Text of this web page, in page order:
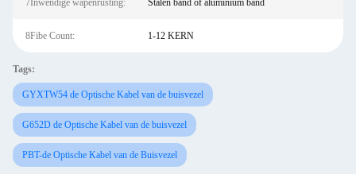
7Inwendige wapenrusting: Stalen band of aluminium band
8Fibe Count: 1-12 KERN
Tags:
GYXTW54 de Optische Kabel van de buisvezel
G652D de Optische Kabel van de buisvezel
PBT-de Optische Kabel van de Buisvezel